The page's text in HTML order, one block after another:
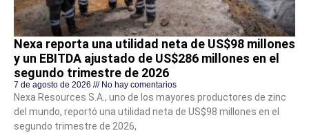
Nexa reporta una utilidad neta de US$98 millones
y un EBITDA ajustado de US$286 millones en el
segundo trimestre de 2026
7 de agosto de 2026 No hay comentarios
Nexa Resources S.A., uno de los mayores productores de zinc
del mundo, reportó una utilidad neta de US$98 millones en el
segundo trimestre de 2026,